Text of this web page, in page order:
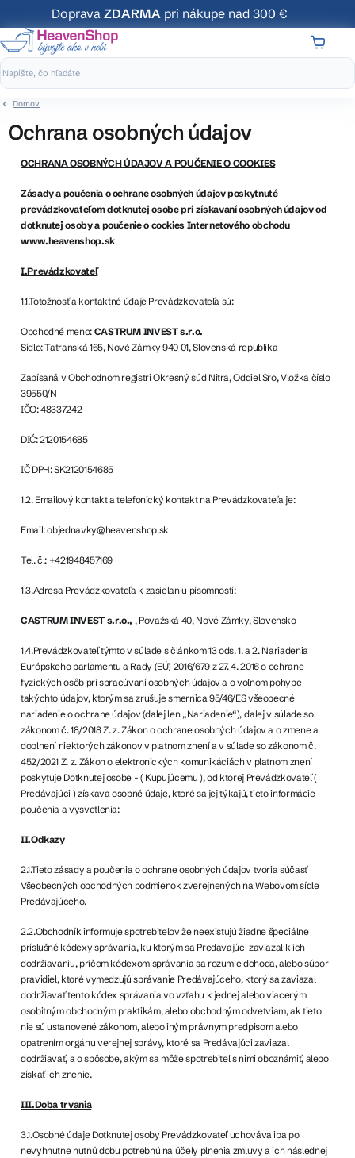
na
obsah
Doprava ZDARMA pri nákupe nad 300 €
Domov
Ochrana osobných údajov
OCHRANA OSOBNÝCH ÚDAJOV A POUČENIE O COOKIES
Zásady a poučenia o ochrane osobných údajov poskytnuté
prevádzkovateľom dotknutej osobe pri získavaní osobných údajov od
dotknutej osoby a poučenie o cookies Internetového obchodu
www.heavenshop.sk
I.Prevádzkovateľ
1.1.Totožnosť a kontaktné údaje Prevádzkovateľa sú:
Obchodné meno: CASTRUM INVEST s.r.o.
Sídlo: Tatranská 165, Nové Zámky 940 01, Slovenská republika
Zapísaná v Obchodnom registri Okresný súd Nitra, Oddiel Sro, Vložka číslo
39550/N
IČO: 48337242
DIČ: 2120154685
IČ DPH: SK2120154685
1.2. Emailový kontakt a telefonický kontakt na Prevádzkovateľa je:
Email: objednavky@heavenshop.sk
Tel. č.: +421948457169
1.3.Adresa Prevádzkovateľa k zasielaniu písomností:
CASTRUM INVEST s.r.o., , Považská 40, Nové Zámky, Slovensko
1.4.Prevádzkovateľ týmto v súlade s článkom 13 ods. 1. a 2. Nariadenia
Európskeho parlamentu a Rady (EÚ) 2016/679 z 27. 4. 2016 o ochrane
fyzických osôb pri spracúvaní osobných údajov a o voľnom pohybe
takýchto údajov, ktorým sa zrušuje smernica 95/46/ES všeobecné
nariadenie o ochrane údajov (ďalej len „Nariadenie“), ďalej v súlade so
zákonom č. 18/2018 Z. z. Zákon o ochrane osobných údajov a o zmene a
doplnení niektorých zákonov v platnom znení a v súlade so zákonom č.
452/2021 Z. z. Zákon o elektronických komunikáciách v platnom znení
poskytuje Dotknutej osobe - ( Kupujúcemu ), od ktorej Prevádzkovateľ (
Predávajúci ) získava osobné údaje, ktoré sa jej týkajú, tieto informácie
poučenia a vysvetlenia:
II.Odkazy
2.1.Tieto zásady a poučenia o ochrane osobných údajov tvoria súčasť
Všeobecných obchodných podmienok zverejnených na Webovom sídle
Predávajúceho.
2.2.Obchodník informuje spotrebiteľov že neexistujú žiadne špeciálne
príslušné kódexy správania, ku ktorým sa Predávajúci zaviazal k ich
dodržiavaniu, pričom kódexom správania sa rozumie dohoda, alebo súbor
pravidiel, ktoré vymedzujú správanie Predávajúceho, ktorý sa zaviazal
dodržiavať tento kódex správania vo vzťahu k jednej alebo viacerým
osobitným obchodným praktikám, alebo obchodným odvetviam, ak tieto
nie sú ustanovené zákonom, alebo iným právnym predpisom alebo
opatrením orgánu verejnej správy, ktoré sa Predávajúci zaviazal
dodržiavať, a o spôsobe, akým sa môže spotrebiteľ s nimi oboznámiť, alebo
získať ich znenie.
III.Doba trvania
3.1.Osobné údaje Dotknutej osoby Prevádzkovateľ uchováva iba po
nevyhnutne nutnú dobu potrebnú na účely plnenia zmluvy a ich následnej